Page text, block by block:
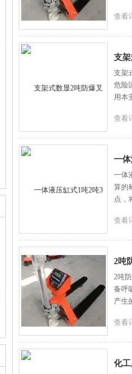
查看
支
支架
危险
用本
查看
一
一体
算的
点，
查看
2吨
2吨
备呼
产生
查看
化